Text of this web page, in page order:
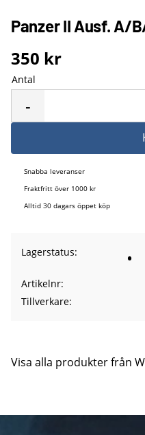
Panzer II Ausf. A/
350 kr
Antal
-
Snabba leveranser
Fraktfritt över 1000 kr
Alltid 30 dagars öppet köp
Lagerstatus
Artikelnr
Tillverkare
Visa alla produkter från